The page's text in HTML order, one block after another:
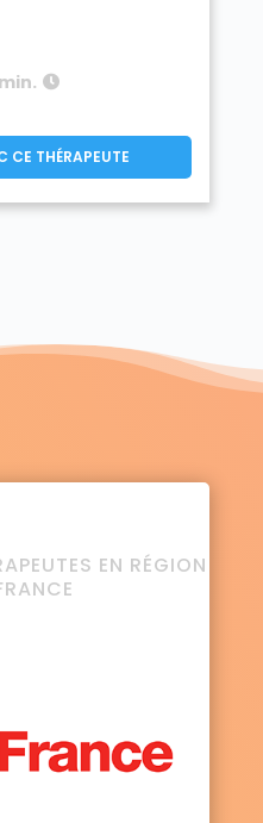
CE THÉRAPEUTE
EN RÉGION